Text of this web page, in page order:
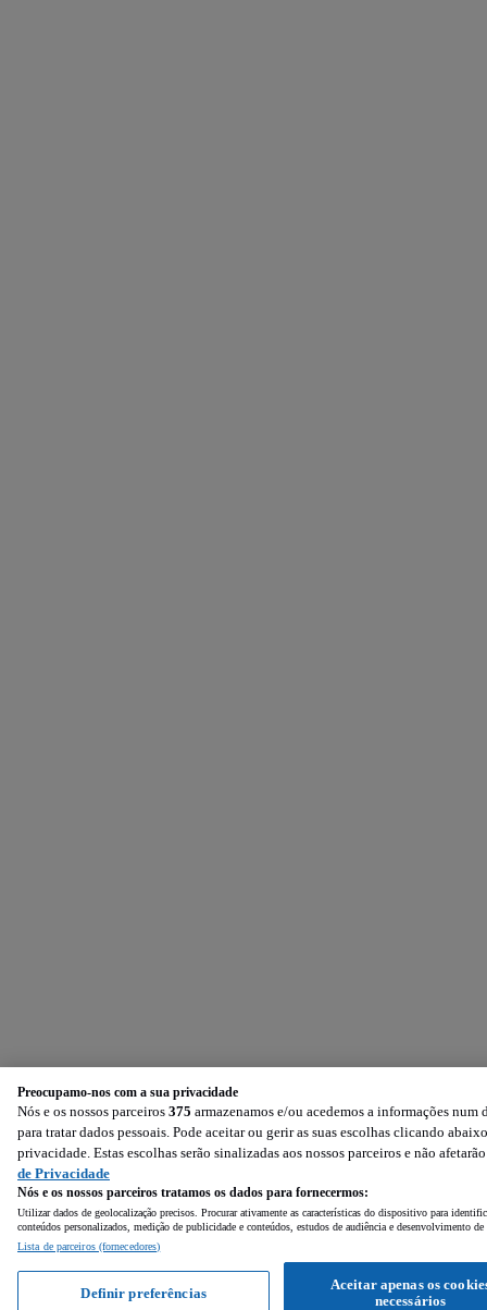
Preocupamo-nos com a sua privacidade
Nós e os nossos parceiros 375 armazenamos e/ou acedemos a informações
para tratar dados pessoais. Pode aceitar ou gerir as suas escolhas clicando
privacidade. Estas escolhas serão sinalizadas aos nossos parceiros e não
de Privacidade
Nós e os nossos parceiros tratamos os dados para fornecermos:
Utilizar dados de geolocalização precisos. Procurar ativamente as características do dispositivo para
conteúdos personalizados, medição de publicidade e conteúdos, estudos de audiência e desenvolvimento de
Lista de parceiros (fornecedores)
Aceitar apenas os
necessários
Definir preferências